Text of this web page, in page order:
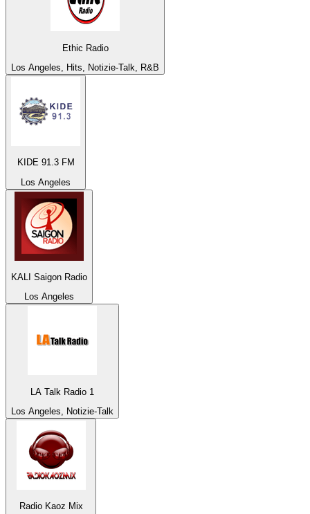
Ethic Radio
Los Angeles, Hits, Notizie-Talk, R&B
KIDE 91.3 FM
Los Angeles
KALI Saigon Radio
Los Angeles
LA Talk Radio 1
Los Angeles, Notizie-Talk
Radio Kaoz Mix